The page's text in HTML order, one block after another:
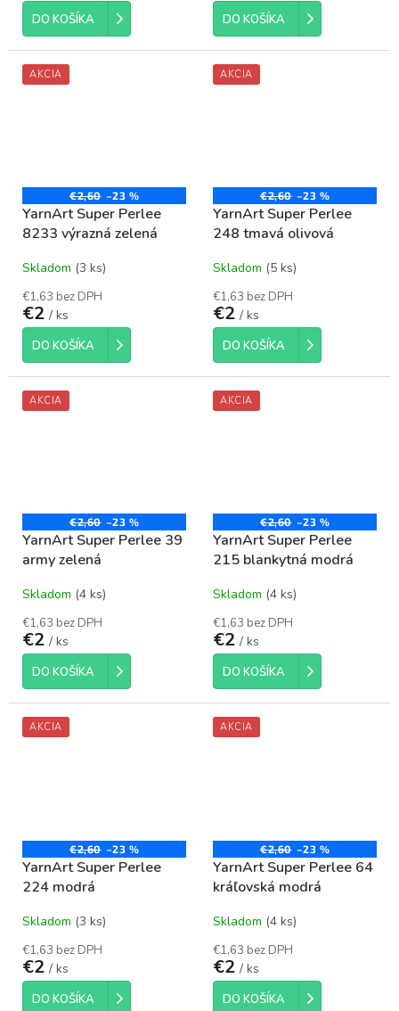
DO KOŠÍKA DO KOŠÍKA
AKCIA
€2,60 –23 %
YarnArt Super Perlee
8233 výrazná zelená
Skladom (3 ks)
€1,63 bez DPH
€2 / ks
DO KOŠÍKA
AKCIA
€2,60 –23 %
YarnArt Super Perlee
248 tmavá olivová
Skladom (5 ks)
€1,63 bez DPH
€2 / ks
DO KOŠÍKA
AKCIA
€2,60 –23 %
YarnArt Super Perlee 39
army zelená
Skladom (4 ks)
€1,63 bez DPH
€2 / ks
DO KOŠÍKA
AKCIA
€2,60 –23 %
YarnArt Super Perlee
215 blankytná modrá
Skladom (4 ks)
€1,63 bez DPH
€2 / ks
DO KOŠÍKA
AKCIA
€2,60 –23 %
YarnArt Super Perlee
224 modrá
Skladom (3 ks)
€1,63 bez DPH
€2 / ks
DO KOŠÍKA
AKCIA
€2,60 –23 %
YarnArt Super Perlee 64
kráľovská modrá
Skladom (4 ks)
€1,63 bez DPH
€2 / ks
DO KOŠÍKA